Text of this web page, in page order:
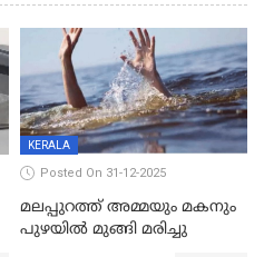
KERALA
Posted On 31-12-2025
മലപ്പുറത്ത് അമ്മയും മകനും
പുഴയിൽ മുങ്ങി മരിച്ചു